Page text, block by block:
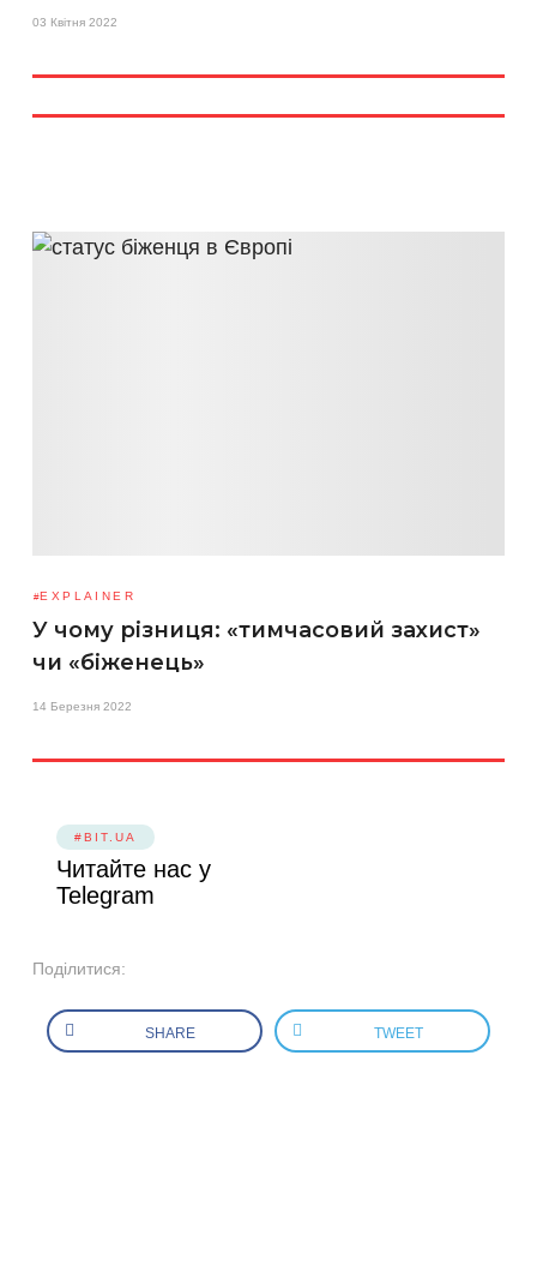
03 Квітня 2022
EXPLAINER
У чому різниця: «тимчасовий захист»
чи «біженець»
14 Березня 2022
#BIT.UA
Читайте нас у
Telegram
Поділитися:
SHARE TWEET